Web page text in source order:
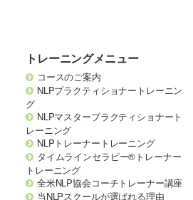
トレーニングメニュー
コースのご案内
NLPプラクティショナートレーニン
グ
NLPマスタープラクティショナート
レーニング
NLPトレーナートレーニング
タイムラインセラピー®トレーナー
トレーニング
全米NLP協会コーチトレーナー講座
当NLPスクールが選ばれる理由